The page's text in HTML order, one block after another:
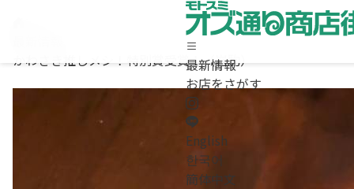
最新情報
お店をさがす
English
한국어
簡体中文
ホーム
最新情報
お店をさがす
求人情報
商店街について / お問合わせ
Instagram
かわさき推しメシ！特別賞受賞！（岩駒）